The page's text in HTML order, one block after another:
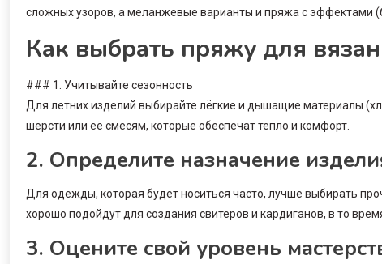
сложных узоров, а меланжевые варианты и пряжа с эффектами
Как выбрать пряжу для
### 1. Учитывайте сезонность
Для летних изделий выбирайте лёгкие и дышащие материалы
шерсти или её смесям, которые обеспечат тепло и комфорт.
2. Определите назначение
Для одежды, которая будет носиться часто, лучше выбирать
хорошо подойдут для создания свитеров и кардиганов, в то
3. Оцените свой уровень